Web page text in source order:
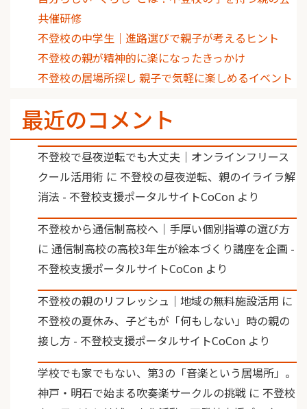
共催研修
不登校の中学生｜進路選びで親子が考えるヒント
不登校の親が精神的に楽になったきっかけ
不登校の居場所探し 親子で気軽に楽しめるイベント
最近のコメント
不登校で昼夜逆転でも大丈夫｜オンラインフリース
クール活用術 に 不登校の昼夜逆転、親のイライラ解
消法 - 不登校支援ポータルサイトCoCon より
不登校から通信制高校へ｜手厚い個別指導の選び方
に 通信制高校の高校3年生が絵本づくり講座を企画 -
不登校支援ポータルサイトCoCon より
不登校の親のリフレッシュ｜地域の無料施設活用 に
不登校の夏休み、子どもが「何もしない」時の親の
接し方 - 不登校支援ポータルサイトCoCon より
学校でも家でもない、第3の「音楽という居場所」。
神戸・明石で始まる吹奏楽サークルの挑戦 に 不登校